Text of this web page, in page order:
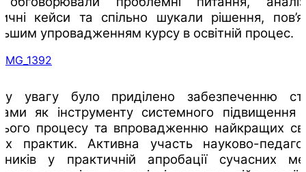
кейси та спільно шукали рішення,
упровадженням курсу в освітній процес.
увагу було приділено забезпеченню
як інструменту системного підвищення
процесу та впровадженню найкращих
практик. Активна участь науково-
у практичній апробації сучасних